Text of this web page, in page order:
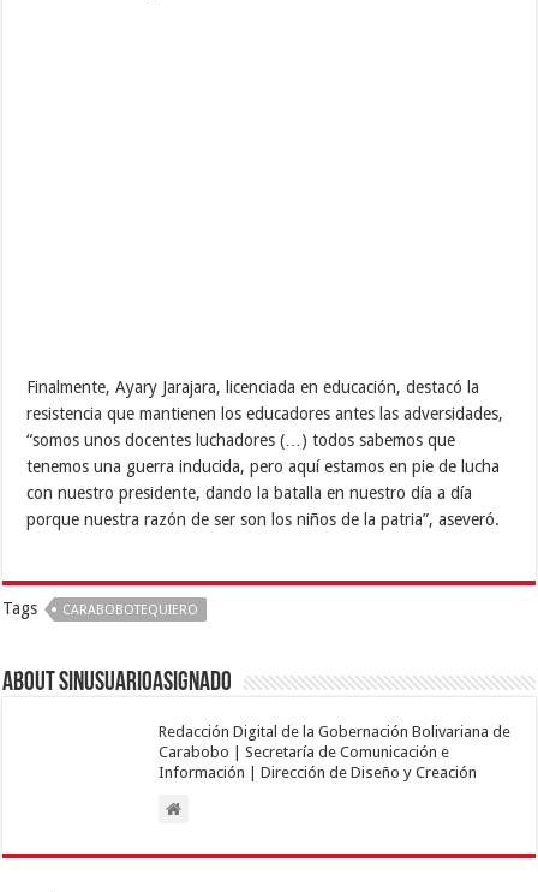
Finalmente, Ayary Jarajara, licenciada en educación, destacó la
resistencia que mantienen los educadores antes las adversidades,
“somos unos docentes luchadores (…) todos sabemos que
tenemos una guerra inducida, pero aquí estamos en pie de lucha
con nuestro presidente, dando la batalla en nuestro día a día
porque nuestra razón de ser son los niños de la patria”, aseveró.
Tags CARABOBOTEQUIERO
About sinusuarioasignado
Redacción Digital de la Gobernación Bolivariana de
Carabobo | Secretaría de Comunicación e
Información | Dirección de Diseño y Creación